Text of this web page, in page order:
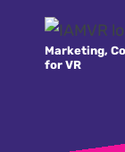
Marketing,
for VR